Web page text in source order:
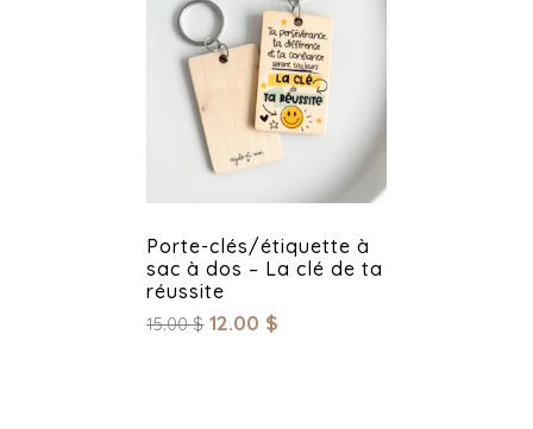
Porte-clés/étiquette à
sac à dos – La clé de ta
réussite
15.00$ 12.00 $